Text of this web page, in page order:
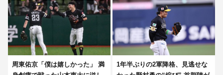
周東佑京「僕は嬉しかった」 満
1年半ぶりの2軍降格、見逃せな